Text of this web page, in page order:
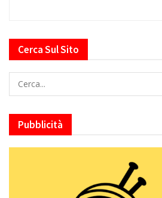
Cerca Sul Sito
Pubblicità